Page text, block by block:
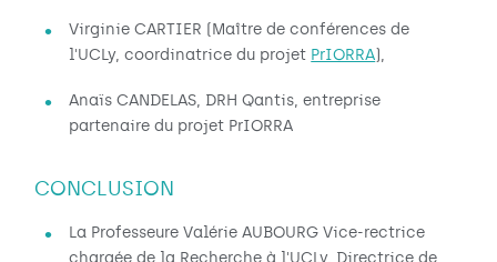
Virginie CARTIER (Maître de conférences de
l'UCLy, coordinatrice du projet PrIORRA),
Anaïs CANDELAS, DRH Qantis, entreprise
partenaire du projet PrIORRA
CONCLUSION
La Professeure Valérie AUBOURG Vice-rectrice
chargée de la Recherche à l'UCLy, Directrice de